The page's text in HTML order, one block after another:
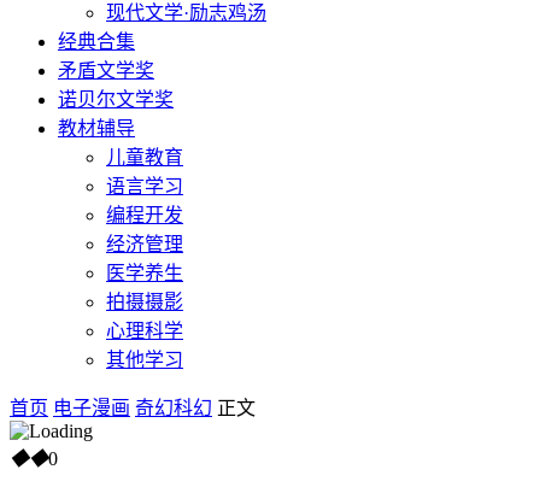
现代文学·励志鸡汤
经典合集
矛盾文学奖
诺贝尔文学奖
教材辅导
儿童教育
语言学习
编程开发
经济管理
医学养生
拍摄摄影
心理科学
其他学习
首页 电子漫画 奇幻科幻 正文
◆◆0